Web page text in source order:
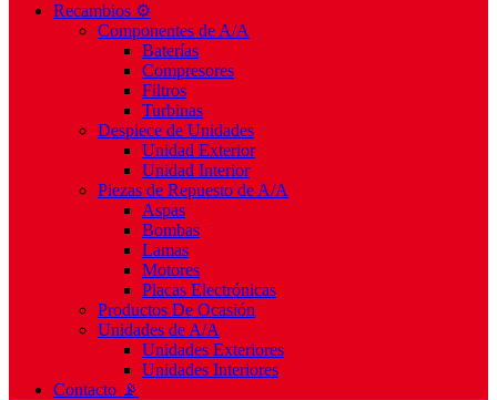
Recambios ⚙️
Componentes de A/A
Baterías
Compresores
Filtros
Turbinas
Despiece de Unidades
Unidad Exterior
Unidad Interior
Piezas de Repuesto de A/A
Aspas
Bombas
Lamas
Motores
Placas Electrónicas
Productos De Ocasión
Unidades de A/A
Unidades Exteriores
Unidades Interiores
Contacto 📡